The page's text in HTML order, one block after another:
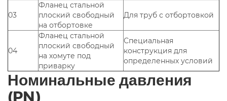
03
Фланец стальной
плоский свободный
на отбортовке
Для труб с отбортовкой
04
Фланец стальной
плоский свободный
на хомуте под
приварку
Специальная
конструкция для
определенных условий
Номинальные давления
(PN)